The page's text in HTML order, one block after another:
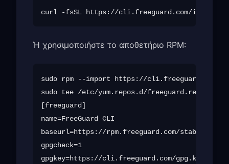
Ή χρησιμοποιήστε το αποθετήριο RPM:
sudo rpm --import https://cli.freeguard.com/
sudo tee /etc/yum.repos.d/freeguard.repo <<EOF
[freeguard]
name=FreeGuard CLI
baseurl=https://rpm.freeguard.com/stable
gpgcheck=1
gpgkey=https://cli.freeguard.com/gpg.key